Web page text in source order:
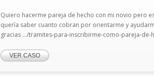
Quiero hacerme pareja de hecho con mi novio pero
quería saber cuanto cobran por orientarme y
gracias .../tramites-para-inscribirme-como-pareja-de-
VER CASO